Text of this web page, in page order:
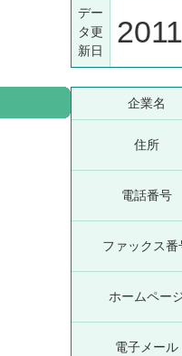
デー
タ更
新日
企業名
住所
電話番号
ファックス番
ホームペー
電子メール